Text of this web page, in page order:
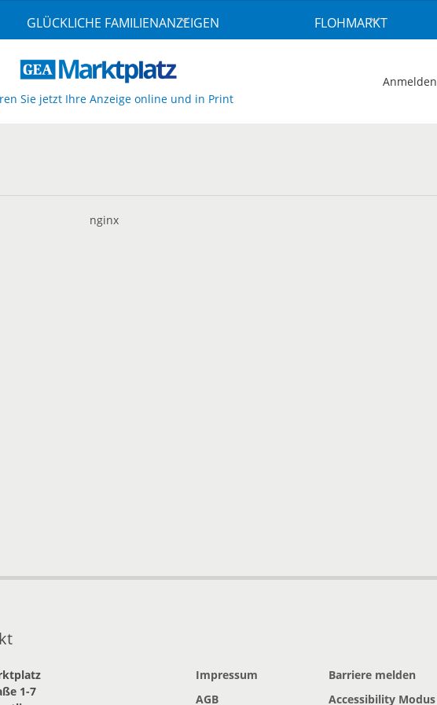
GLÜCKLICHE FAMILIENANZEIGEN FLOHMARKT
Sie jetzt Ihre Anzeige online und in Print
Anmelden
nginx
1-7
Impressum
AGB
Barriere melden
Accessibility Modus